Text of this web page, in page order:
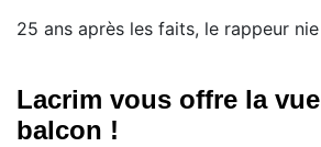
25 ans après les faits, le rappeur
Lacrim vous offre la
balcon !